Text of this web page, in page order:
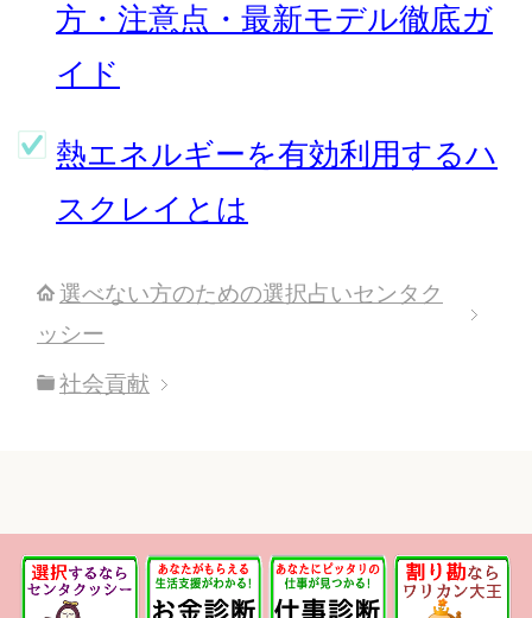
方・注意点・最新モデル徹底ガ
イド
熱エネルギーを有効利用するハ
スクレイとは
選べない方のための選択占いセンタク
ッシー
社会貢献